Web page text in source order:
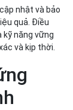
nhật và bảo
quả. Điều
kỹ năng vững
và kịp thời.